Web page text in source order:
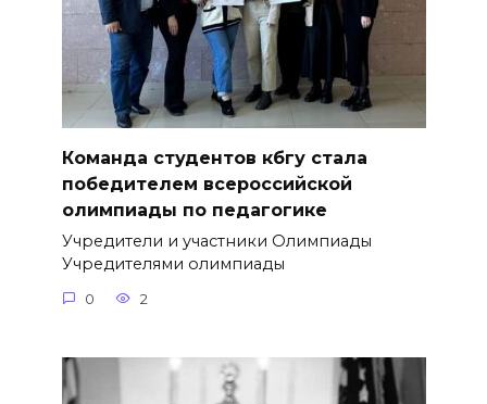
Команда студентов кбгу стала
победителем всероссийской
олимпиады по педагогике
Учредители и участники Олимпиады
Учредителями олимпиады
0 2